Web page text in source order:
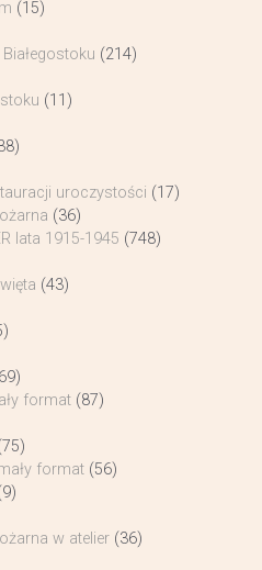
(15)
(214)
(11)
uroczystości (17)
(36)
lata 1915-1945 (748)
(43)
format (87)
format (56)
w atelier (36)